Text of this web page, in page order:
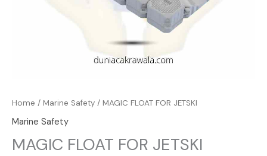
Home / Marine Safety / MAGIC FLOAT FOR JETSKI
Marine Safety
MAGIC FLOAT FOR JETSKI